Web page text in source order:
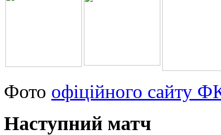
Фото офіційного сайту
Наступний матч